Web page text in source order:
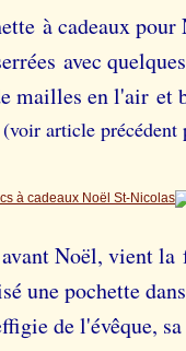
à cadeaux
avec
mailles en l'airet
(voir article précédent
Noël, vient la
une pochette
de l'évêque,